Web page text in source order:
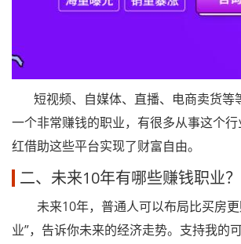
短视频、自媒体、直播、电商卖货等
一个非常赚钱的职业，有很多从事这个
红借助这些平台实现了财富自由。
二、未来10年有哪些赚钱职业？
未来10年，普通人可以布局比买房更
业”，告诉你未来的经济走势。支持我的